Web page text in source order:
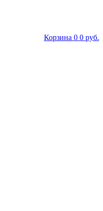
Корзина 0 0 руб.